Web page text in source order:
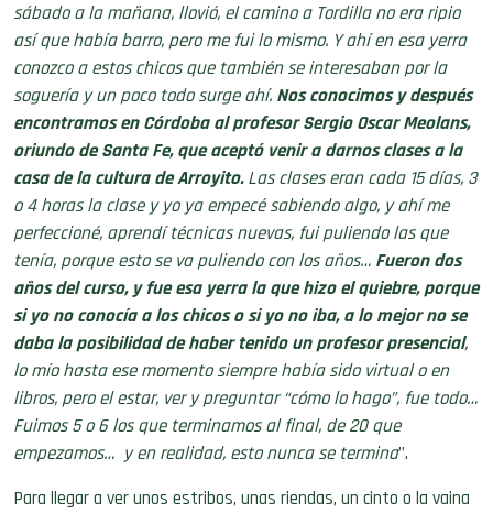
sábado a la mañana, llovió, el camino a Tordilla no era ripio
así que había barro, pero me fui lo mismo. Y ahí en esa yerra
conozco a estos chicos que también se interesaban por la
soguería y un poco todo surge ahí. Nos conocimos y después
encontramos en Córdoba al profesor Sergio Oscar Meolans,
oriundo de Santa Fe, que aceptó venir a darnos clases a la
casa de la cultura de Arroyito.Las clases eran cada 15 días, 3
o 4 horas la clase y yo ya empecé sabiendo algo, y ahí me
perfeccioné, aprendí técnicas nuevas, fui puliendo las que
tenía, porque esto se va puliendo con los años… Fueron dos
años del curso, y fue esa yerra la que hizo el quiebre, porque
si yo no conocía a los chicos o si yo no iba, a lo mejor no se
daba la posibilidad de haber tenido un profesor presencial,
lo mío hasta ese momento siempre había sido virtual o en
libros, pero el estar, ver y preguntar “cómo lo hago”, fue todo…
Fuimos 5 o 6 los que terminamos al final, de 20 que
empezamos… y en realidad, esto nunca se termina”.
Para llegar a ver unos estribos, unas riendas, un cinto o la vaina